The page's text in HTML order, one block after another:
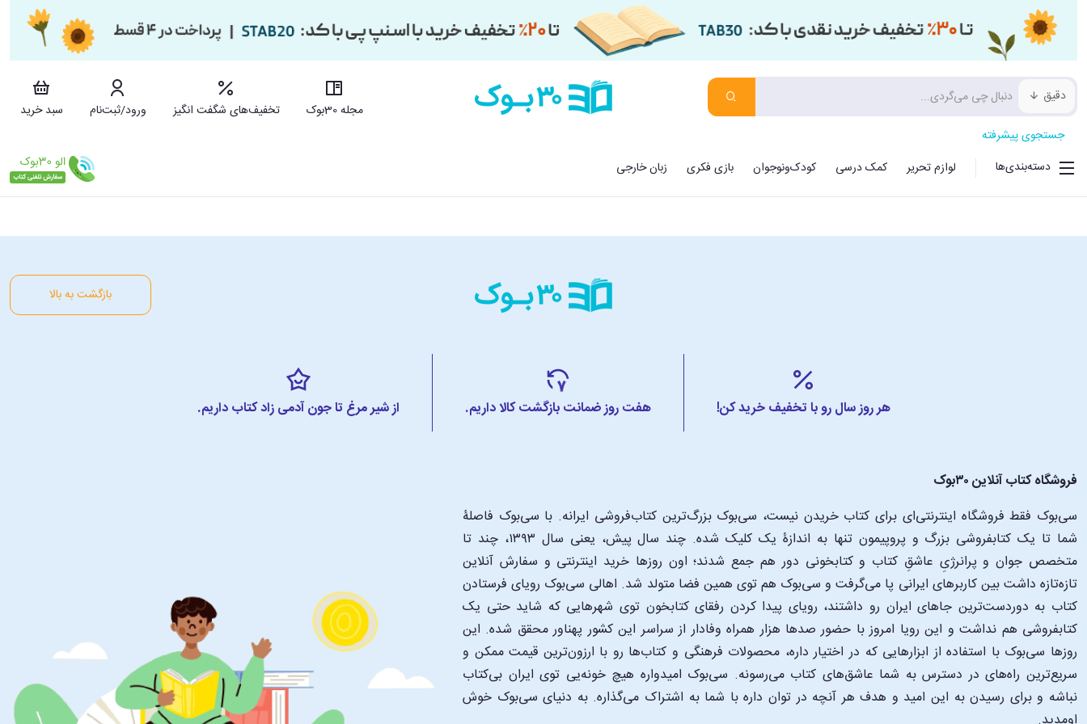
دقیق
مجله 30بوک تخفیف‌های شگفت انگیز ورود/ثبت‌نام
سبد خرید
جستجوی پیشرفته
دسته‌بندی‌ها
لوازم تحریر کمک درسی کودک‌ونوجوان بازی فکری زبان خارجی
بازگشت به بالا
هر روز سال رو با تخفیف خرید کن! هفت روز ضمانت بازگشت کالا داریم. از شیر مرغ تا جون آدمی زاد کتاب داریم.
فروشگاه کتاب آنلاین ۳۰بوک
سی‌بوک فقط فروشگاه اینترنتی‌ای برای کتاب خریدن نیست، سی‌بوک بزرگ‌ترین کتاب‌فروشی ایرانه. با سی‌بوک فاصلۀ
شما تا یک کتابفروشی بزرگ و پروپیمون تنها به اندازۀ یک کلیک شده. چند سال پیش، یعنی سال ۱۳۹۳، چند تا
متخصص جوان و پرانرژیِ عاشقِ کتاب و کتابخونی دور هم جمع شدند؛ اون‌ روزها خرید اینترنتی و سفارش آنلاین
تازه‌تازه داشت بین کاربرهای ایرانی پا می‌گرفت و سی‌بوک هم توی همین فضا متولد شد. اهالی سی‌بوک رویای فرستادن
کتاب به دوردست‌ترین جاهای ایران رو داشتند، رویای پیدا کردن رفقای کتابخون توی شهرهایی که شاید حتی یک
کتابفروشی هم نداشت و این رویا امروز با حضور صدها هزار همراه وفادار از سراسر این کشور پهناور محقق شده. این
‌روزها سی‌بوک با استفاده از ابزارهایی که در اختیار داره، محصولات فرهنگی و کتاب‌ها رو با ارزون‌ترین قیمت ممکن و
سریع‌ترین راه‌های در دسترس به شما عاشق‌های کتاب می‌رسونه. سی‌بوک امیدواره هیچ خونه‌یی توی ایران بی‌کتاب
نباشه و برای رسیدن به این امید و هدف هر آنچه در توان داره با شما به اشتراک می‌گذاره. به دنیای سی‌بوک خوش